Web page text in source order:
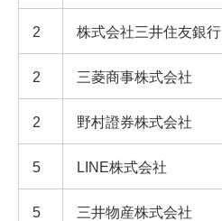
2 株式会社三井住友銀行
2 三菱商事株式会社
2 野村證券株式会社
5 LINE株式会社
5 三井物産株式会社